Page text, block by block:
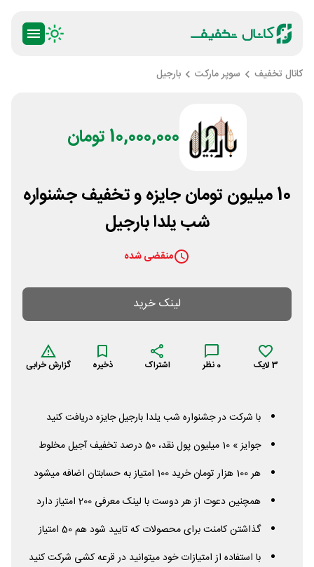
کانال تخفیف سوپر مارکت بارجیل
10,000,000 تومان
10 میلیون تومان جایزه و تخفیف جشنواره
شب یلدا بارجیل
منقضی شده
لینک خرید
3 لایک 0 نظر اشتراک ذخیره گزارش خرابی
با شرکت در جشنواره شب یلدا بارجیل جایزه دریافت کنید
جوایز » 10 میلیون پول نقد، 50 درصد تخفیف آجیل مخلوط
هر 100 هزار تومان خرید 100 امتیاز به حسابتان اضافه میشود
همچنین دعوت از هر دوست با لینک معرفی 200 امتیاز دارد
گذاشتن کامنت برای محصولات که تایید شود هم 50 امتیاز
با استفاده از امتیازات خود میتوانید در قرعه کشی شرکت کنید